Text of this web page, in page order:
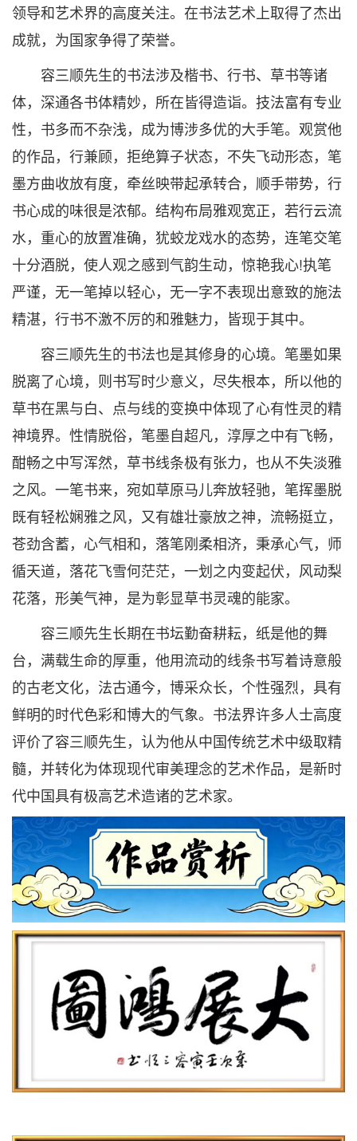
领导和艺术界的高度关注。在书法艺术上取得了杰出
成就，为国家争得了荣誉。
容三顺先生的书法涉及楷书、行书、草书等诸
体，深通各书体精妙，所在皆得造诣。技法富有专业
性，书多而不杂浅，成为博涉多优的大手笔。观赏他
的作品，行兼顾，拒绝算子状态，不失飞动形态，笔
墨方曲收放有度，牵丝映带起承转合，顺手带势，行
书心成的味很是浓郁。结构布局雅观宽正，若行云流
水，重心的放置准确，犹蛟龙戏水的态势，连笔交笔
十分酒脱，使人观之感到气韵生动，惊艳我心!执笔
严谨，无一笔掉以轻心，无一字不表现出意致的施法
精湛，行书不激不厉的和雅魅力，皆现于其中。
容三顺先生的书法也是其修身的心境。笔墨如果
脱离了心境，则书写时少意义，尽失根本，所以他的
草书在黑与白、点与线的变换中体现了心有性灵的精
神境界。性情脱俗，笔墨自超凡，淳厚之中有飞畅，
酣畅之中写浑然，草书线条极有张力，也从不失淡雅
之风。一笔书来，宛如草原马儿奔放轻驰，笔挥墨脱
既有轻松娴雅之风，又有雄壮豪放之神，流畅挺立，
苍劲含蓄，心气相和，落笔刚柔相济，秉承心气，师
循天道，落花飞雪何茫茫，一划之内变起伏，风动梨
花落，形美气神，是为彰显草书灵魂的能家。
容三顺先生长期在书坛勤奋耕耘，纸是他的舞
台，满载生命的厚重，他用流动的线条书写着诗意般
的古老文化，法古通今，博采众长，个性强烈，具有
鲜明的时代色彩和博大的气象。书法界许多人士高度
评价了容三顺先生，认为他从中国传统艺术中级取精
髓，并转化为体现现代审美理念的艺术作品，是新时
代中国具有极高艺术造诸的艺术家。